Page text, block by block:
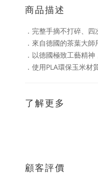
商品描述
．完整手摘不打碎、四
．來自德國的茶葉大
．以德國極致工藝精
．使用PLA環保玉米材
了解更多
顧客評價